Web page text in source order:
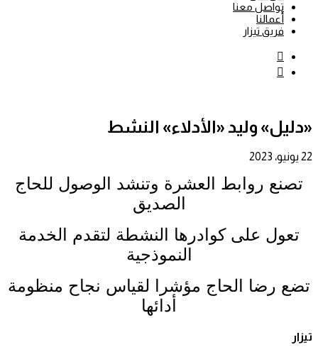
معنا
تيزار
إضافة
وليد «الأدلاء» النشط
روابط العشرة وتنشد الوصول للحاج
الصديق
على كوادرها النشطة لتقدم الخدمة
النموذجية
الحاج مؤشرا لقياس نجاح منظومة